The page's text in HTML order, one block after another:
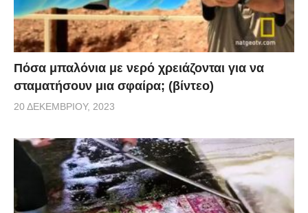
Πόσα μπαλόνια με νερό χρειάζονται για να
σταματήσουν μια σφαίρα; (βίντεο)
20 ΔΕΚΕΜΒΡΊΟΥ, 2023